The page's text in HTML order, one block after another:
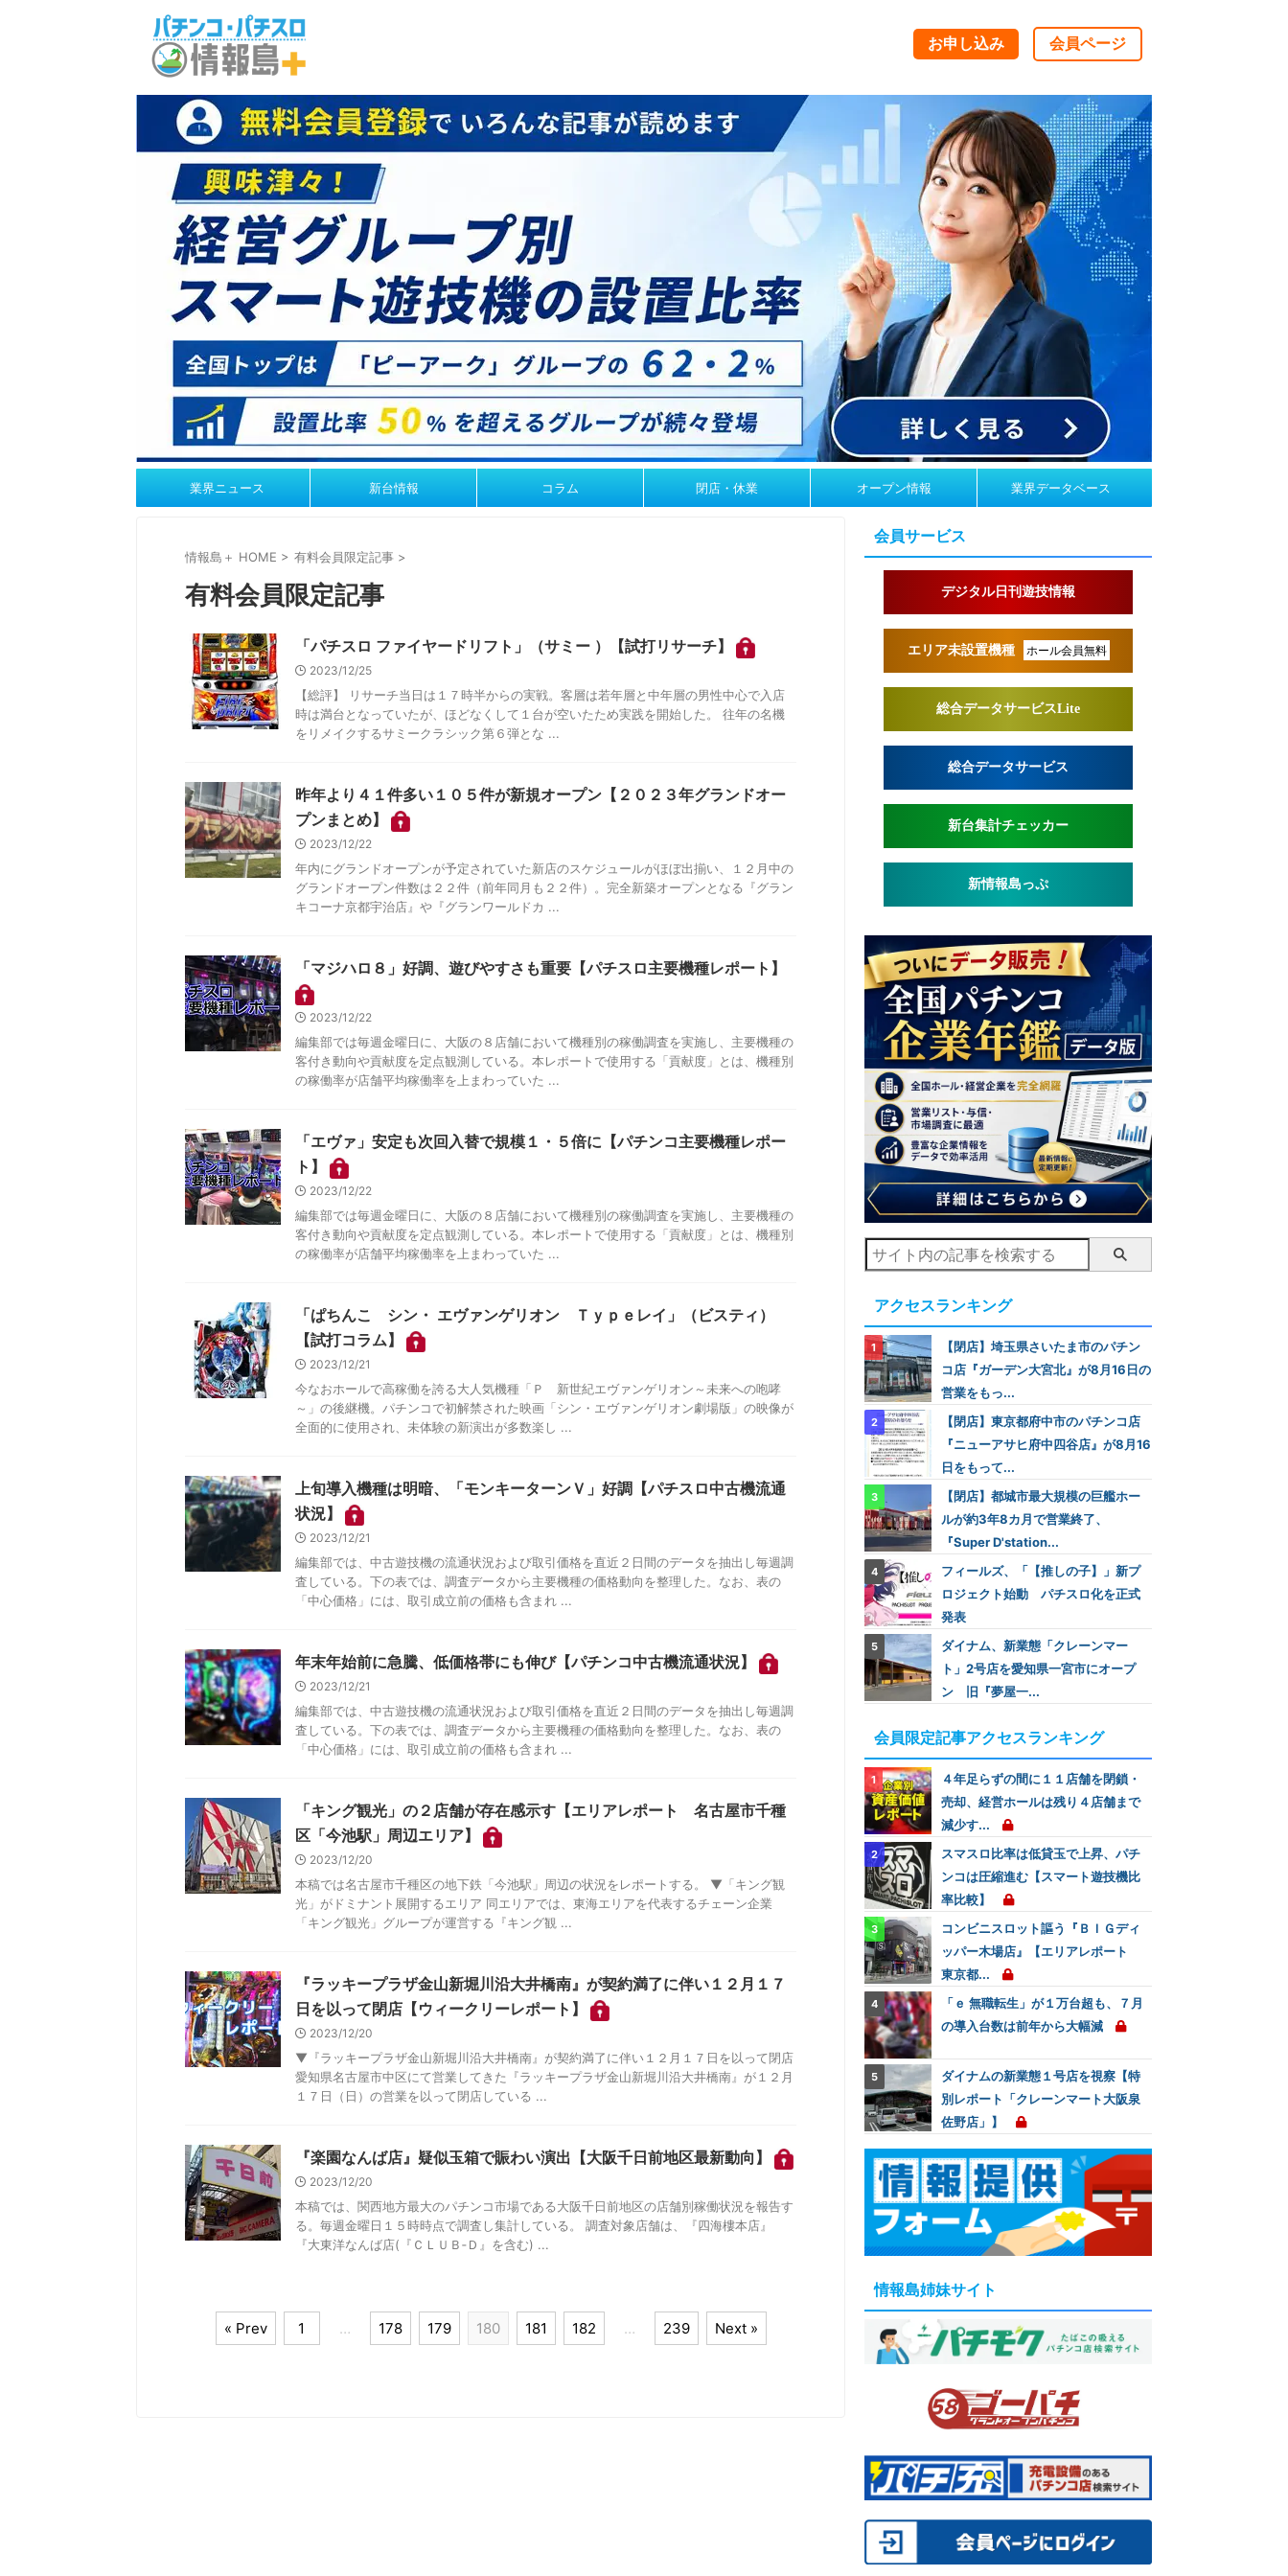
お申し込み 会員ページ
業界ニュース 新台情報 コラム 閉店・休業 オープン情報 業界データベース
情報島＋ HOME > 有料会員限定記事 >
有料会員限定記事
「パチスロ ファイヤードリフト」（サミー ）【試打リサーチ】
2023/12/25
【総評】 リサーチ当日は１７時半からの実戦。客層は若年層と中年層の男性中心で入店
時は満台となっていたが、ほどなくして１台が空いたため実践を開始した。 往年の名機
をリメイクするサミークラシック第６弾とな ...
昨年より４１件多い１０５件が新規オープン【２０２３年グランドオー
プンまとめ】
2023/12/22
年内にグランドオープンが予定されていた新店のスケジュールがほぼ出揃い、１２月中の
グランドオープン件数は２２件（前年同月も２２件）。完全新築オープンとなる『グラン
キコーナ京都宇治店』や『グランワールドカ ...
「マジハロ８」好調、遊びやすさも重要【パチスロ主要機種レポート】
2023/12/22
編集部では毎週金曜日に、大阪の８店舗において機種別の稼働調査を実施し、主要機種の
客付き動向や貢献度を定点観測している。本レポートで使用する「貢献度」とは、機種別
の稼働率が店舗平均稼働率を上まわっていた ...
「エヴァ」安定も次回入替で規模１・５倍に【パチンコ主要機種レポー
ト】
2023/12/22
編集部では毎週金曜日に、大阪の８店舗において機種別の稼働調査を実施し、主要機種の
客付き動向や貢献度を定点観測している。本レポートで使用する「貢献度」とは、機種別
の稼働率が店舗平均稼働率を上まわっていた ...
「ぱちんこ シン・ エヴァンゲリオン Ｔｙｐｅレイ」（ビスティ）
【試打コラム】
2023/12/21
今なおホールで高稼働を誇る大人気機種「Ｐ 新世紀エヴァンゲリオン～未来への咆哮
～」の後継機。パチンコで初解禁された映画「シン・エヴァンゲリオン劇場版」の映像が
全面的に使用され、未体験の新演出が多数楽し ...
上旬導入機種は明暗、「モンキーターンＶ」好調【パチスロ中古機流通
状況】
2023/12/21
編集部では、中古遊技機の流通状況および取引価格を直近２日間のデータを抽出し毎週調
査している。下の表では、調査データから主要機種の価格動向を整理した。なお、表の
「中心価格」には、取引成立前の価格も含まれ ...
年末年始前に急騰、低価格帯にも伸び【パチンコ中古機流通状況】
2023/12/21
編集部では、中古遊技機の流通状況および取引価格を直近２日間のデータを抽出し毎週調
査している。下の表では、調査データから主要機種の価格動向を整理した。なお、表の
「中心価格」には、取引成立前の価格も含まれ ...
「キング観光」の２店舗が存在感示す【エリアレポート 名古屋市千種
区「今池駅」周辺エリア】
2023/12/20
本稿では名古屋市千種区の地下鉄「今池駅」周辺の状況をレポートする。 ▼「キング観
光」がドミナント展開するエリア 同エリアでは、東海エリアを代表するチェーン企業
「キング観光」グループが運営する『キング観 ...
『ラッキープラザ金山新堀川沿大井橋南』が契約満了に伴い１２月１７
日を以って閉店【ウィークリーレポート】
2023/12/20
▼『ラッキープラザ金山新堀川沿大井橋南』が契約満了に伴い１２月１７日を以って閉店
愛知県名古屋市中区にて営業してきた『ラッキープラザ金山新堀川沿大井橋南』が１２月
１７日（日）の営業を以って閉店している ...
『楽園なんば店』疑似玉箱で賑わい演出【大阪千日前地区最新動向】
2023/12/20
本稿では、関西地方最大のパチンコ市場である大阪千日前地区の店舗別稼働状況を報告す
る。毎週金曜日１５時時点で調査し集計している。 調査対象店舗は、『四海樓本店』
『大東洋なんば店(『ＣＬＵＢ‐Ｄ』を含む) ...
« Prev 1 … 178 179 180 181 182 … 239 Next »
会員サービス
デジタル日刊遊技情報
エリア未設置機種 ホール会員無料
総合データサービスLite
総合データサービス
新台集計チェッカー
新情報島っぷ
アクセスランキング
【閉店】埼玉県さいたま市のパチン
コ店『ガーデン大宮北』が8月16日の
営業をもっ...
【閉店】東京都府中市のパチンコ店
『ニューアサヒ府中四谷店』が8月16
日をもって...
【閉店】都城市最大規模の巨艦ホー
ルが約3年8カ月で営業終了、
『Super D'station...
フィールズ、「【推しの子】」新プ
ロジェクト始動 パチスロ化を正式
発表
ダイナム、新業態「クレーンマー
ト」2号店を愛知県一宮市にオープ
ン 旧『夢屋一...
会員限定記事アクセスランキング
４年足らずの間に１１店舗を閉鎖・
売却、経営ホールは残り４店舗まで
減少す...
スマスロ比率は低貸玉で上昇、パチ
ンコは圧縮進む【スマート遊技機比
率比較】
コンビニスロット謳う『ＢＩＧディ
ッパー木場店』【エリアレポート
東京都...
「ｅ 無職転生」が１万台超も、７月
の導入台数は前年から大幅減
ダイナムの新業態１号店を視察【特
別レポート「クレーンマート大阪泉
佐野店」】
情報島姉妹サイト